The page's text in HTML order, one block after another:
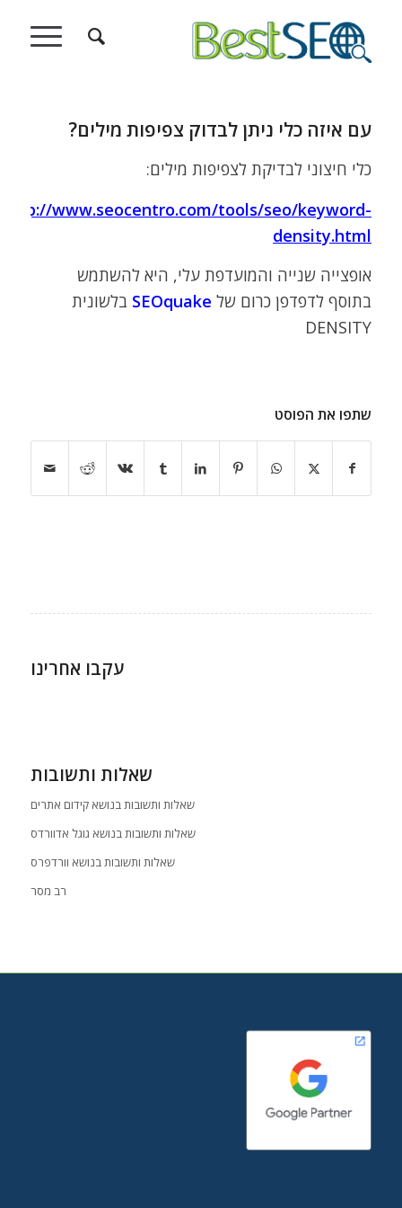
עם איזה כלי ניתן לבדוק צפיפות מילים?
כלי חיצוני לבדיקת לצפיפות מילים:
http://www.seocentro.com/tools/seo/keyword-
density.html
אופצייה שנייה והמועדפת עלי, היא להשתמש
בתוסף לדפדפן כרום של SEOquake בלשונית
DENSITY
שתפו את הפוסט
עקבו אחרינו
שאלות ותשובות
שאלות ותשובות בנושא קידום אתרים
שאלות ותשובות בנושא גוגל אדוורדס
שאלות ותשובות בנושא וורדפרס
רב מסר